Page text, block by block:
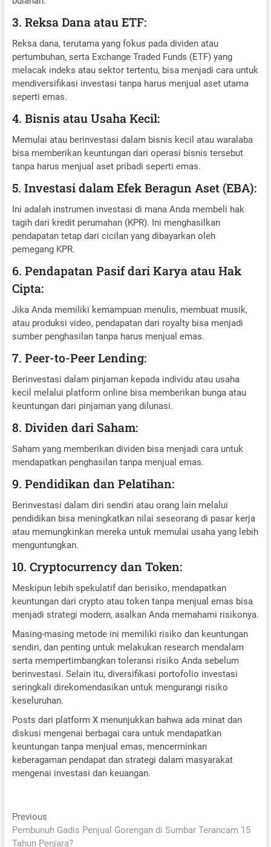
3. Reksa Dana atau ETF:
Reksa dana, terutama yang fokus pada dividen atau
pertumbuhan, serta Exchange Traded Funds (ETF) yang
melacak indeks atau sektor tertentu, bisa menjadi cara untuk
mendiversifikasi investasi tanpa harus menjual aset utama
seperti emas.
4. Bisnis atau Usaha Kecil:
Memulai atau berinvestasi dalam bisnis kecil atau waralaba
bisa memberikan keuntungan dari operasi bisnis tersebut
tanpa harus menjual aset pribadi seperti emas.
5. Investasi dalam Efek Beragun Aset (EBA):
Ini adalah instrumen investasi di mana Anda membeli hak
tagih dari kredit perumahan (KPR). Ini menghasilkan
pendapatan tetap dari cicilan yang dibayarkan oleh
pemegang KPR.
6. Pendapatan Pasif dari Karya atau Hak
Cipta:
Jika Anda memiliki kemampuan menulis, membuat musik,
atau produksi video, pendapatan dari royalty bisa menjadi
sumber penghasilan tanpa harus menjual emas.
7. Peer-to-Peer Lending:
Berinvestasi dalam pinjaman kepada individu atau usaha
kecil melalui platform online bisa memberikan bunga atau
keuntungan dari pinjaman yang dilunasi.
8. Dividen dari Saham:
Saham yang memberikan dividen bisa menjadi cara untuk
mendapatkan penghasilan tanpa menjual emas.
9. Pendidikan dan Pelatihan:
Berinvestasi dalam diri sendiri atau orang lain melalui
pendidikan bisa meningkatkan nilai seseorang di pasar kerja
atau memungkinkan mereka untuk memulai usaha yang lebih
menguntungkan.
10. Cryptocurrency dan Token:
Meskipun lebih spekulatif dan berisiko, mendapatkan
keuntungan dari crypto atau token tanpa menjual emas bisa
menjadi strategi modern, asalkan Anda memahami risikonya.
Masing-masing metode ini memiliki risiko dan keuntungan
sendiri, dan penting untuk melakukan research mendalam
serta mempertimbangkan toleransi risiko Anda sebelum
berinvestasi. Selain itu, diversifikasi portofolio investasi
seringkali direkomendasikan untuk mengurangi risiko
keseluruhan.
Posts dari platform X menunjukkan bahwa ada minat dan
diskusi mengenai berbagai cara untuk mendapatkan
keuntungan tanpa menjual emas, mencerminkan
keberagaman pendapat dan strategi dalam masyarakat
mengenai investasi dan keuangan.
Post
navigation
PreviousPrevious
post:
Pembunuh Gadis Penjual Gorengan di Sumbar Terancam 15
Tahun Penjara?